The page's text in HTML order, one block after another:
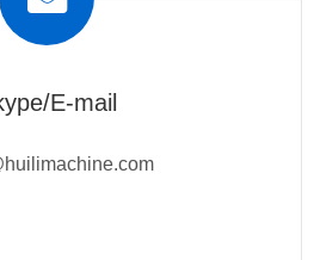
E-mail